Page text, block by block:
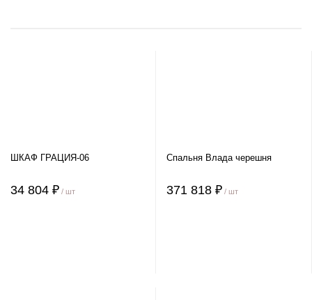
ШКАФ ГРАЦИЯ-06
34 804 ₽ / шт
Спальня Влада черешня
371 818 ₽ / шт